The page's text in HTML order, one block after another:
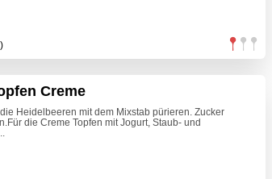
Creme
Heidelbeeren mit dem Mixstab pürieren. Zucker
die Creme Topfen mit Jogurt, Staub- und